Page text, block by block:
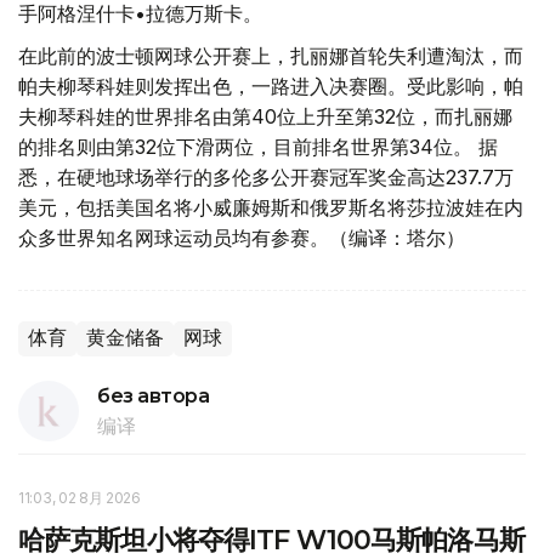
手阿格涅什卡•拉德万斯卡。
在此前的波士顿网球公开赛上，扎丽娜首轮失利遭淘汰，而
帕夫柳琴科娃则发挥出色，一路进入决赛圈。受此影响，帕
夫柳琴科娃的世界排名由第40位上升至第32位，而扎丽娜
的排名则由第32位下滑两位，目前排名世界第34位。 据
悉，在硬地球场举行的多伦多公开赛冠军奖金高达237.7万
美元，包括美国名将小威廉姆斯和俄罗斯名将莎拉波娃在内
众多世界知名网球运动员均有参赛。（编译：塔尔）
体育 黄金储备 网球
без автора
编译
11:03, 02 8月 2026
哈萨克斯坦小将夺得ITF W100马斯帕洛马斯